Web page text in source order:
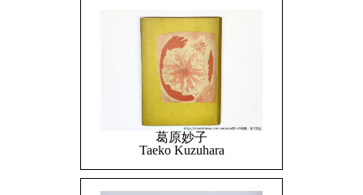
葛原妙子
Taeko Kuzuhara